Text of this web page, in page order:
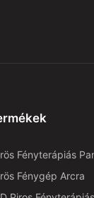
Fényterápiás
Fénygép Arcra